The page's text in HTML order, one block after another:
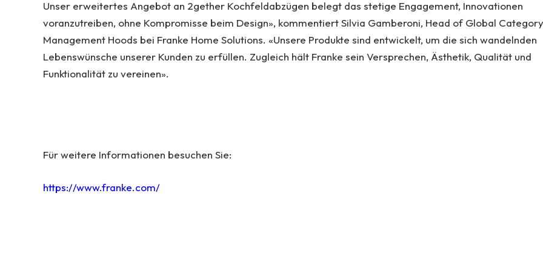
Unser erweitertes Angebot an 2gether Kochfeldabzügen belegt das stetige Engagement, Innovationen
voranzutreiben, ohne Kompromisse beim Design», kommentiert Silvia Gamberoni, Head of Global
Management Hoods bei Franke Home Solutions. «Unsere Produkte sind entwickelt, um die sich wandelnden
Lebenswünsche unserer Kunden zu erfüllen. Zugleich hält Franke sein Versprechen, Ästhetik, Qualität und
Funktionalität zu vereinen».
Für weitere Informationen besuchen Sie:
https://www.franke.com/